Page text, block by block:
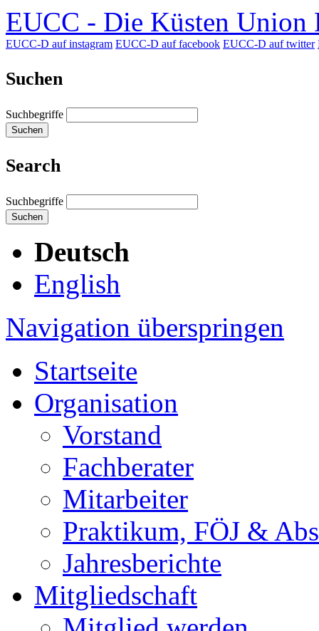
EUCC - Die Küsten Union
EUCC-D auf instagram EUCC-D auf facebook EUCC-D auf twitter
Suchen
Suchbegriffe
Suchen
Search
Suchbegriffe
Suchen
Deutsch
English
Navigation überspringen
Startseite
Organisation
Vorstand
Fachberater
Mitarbeiter
Praktikum, FÖJ &
Jahresberichte
Mitgliedschaft